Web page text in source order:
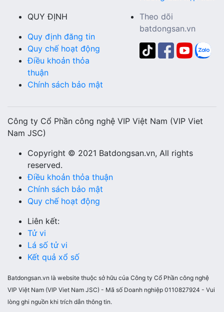
QUY ĐỊNH
Quy định đăng tin
Quy chế hoạt động
Điều khoản thỏa
thuận
Chính sách bảo mật
Theo dõi
batdongsan.vn
Công ty Cổ Phần công nghệ VIP Việt Nam (VIP Viet
Nam JSC)
Copyright © 2021 Batdongsan.vn, All rights
reserved.
Điều khoản thỏa thuận
Chính sách bảo mật
Quy chế hoạt động
Liên kết:
Tử vi
Lá số tử vi
Kết quả xổ số
Batdongsan.vn là website thuộc sở hữu của Công ty Cổ Phần công nghệ
VIP Việt Nam (VIP Viet Nam JSC) - Mã số Doanh nghiệp 0110827924 - Vui
lòng ghi nguồn khi trích dẫn thông tin.